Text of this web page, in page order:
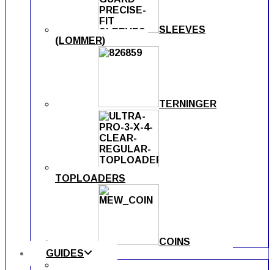
SLEEVES
(LOMMER)
TERNINGER
TOPLOADERS
COINS
GUIDES